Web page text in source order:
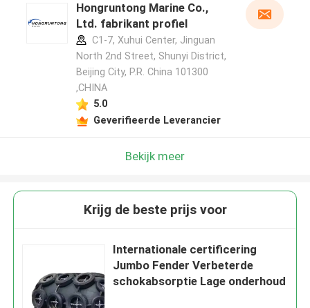
Hongruntong Marine Co.,
Ltd. fabrikant profiel
C1-7, Xuhui Center, Jinguan
North 2nd Street, Shunyi District,
Beijing City, P.R. China 101300
,CHINA
5.0
Geverifieerde Leverancier
Bekijk meer
Krijg de beste prijs voor
Internationale certificering
Jumbo Fender Verbeterde
schokabsorptie Lage onderhoud